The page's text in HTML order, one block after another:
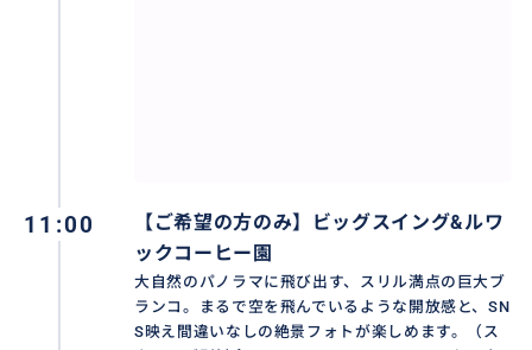
👇その他の人気ツアーはこちらからチェック!
満喫‼️キンタマーニ+テガラランライステラス+ティルタ
ウンプル+ウブド
https://travel.buyma.com/service/a020202/ic010101
11:00
【ご希望の方のみ】ビッグスイング&ルワ
ックコーヒー園
大自然のパノラマに飛び出す、スリル満点の巨大ブ
ランコ。まるで空を飛んでいるような開放感と、SN
S映え間違いなしの絶景フォトが楽しめます。（ス